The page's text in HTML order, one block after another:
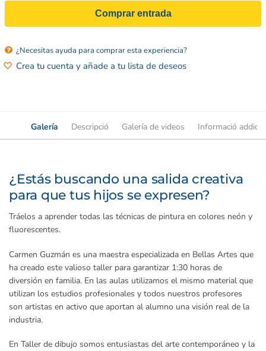
Comprar entrada
¿Necesitas ayuda para comprar esta experiencia?
Crea tu cuenta y añade a tu lista de deseos
Galería Descripció Galería de videos Informació
¿Estás buscando una salida creativa
para que tus hijos se expresen?
Tráelos a aprender todas las técnicas de pintura en colores neón y
fluorescentes.
Carmen Guzmán es una maestra especializada en Bellas Artes que
ha creado este valioso taller para garantizar 1:30 horas de
diversión en familia. En las aulas utilizamos el mismo material que
utilizan los estudios profesionales y todos nuestros profesores
son artistas en activo que aportan al alumno una visión real de la
industria.
En Taller de dibujo somos entusiastas del arte contemporáneo y la